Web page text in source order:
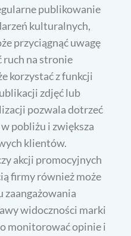
publikowanie
kulturalnych,
przyciągnąć uwagę
ruch na stronie
korzystać z funkcji
zdjęć lub
pozwala dotrzeć
pobliżu i zwiększa
klientów.
akcji promocyjnych
firmy również może
zaangażowania
widoczności marki
monitorować opinie i